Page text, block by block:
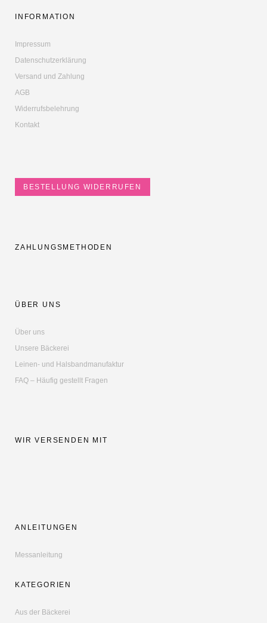
INFORMATION
Impressum
Datenschutzerklärung
Versand und Zahlung
AGB
Widerrufsbelehrung
Kontakt
BESTELLUNG WIDERRUFEN
ZAHLUNGSMETHODEN
ÜBER UNS
Über uns
Unsere Bäckerei
Leinen- und Halsbandmanufaktur
FAQ – Häufig gestellt Fragen
WIR VERSENDEN MIT
ANLEITUNGEN
Messanleitung
KATEGORIEN
Aus der Bäckerei